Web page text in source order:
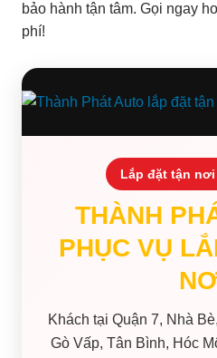
bảo hành tận tâm. Gọi ngay
phí!
Lắp đặt tận nơi
THÀNH
PHỤC VỤ
Khách tại Quận 7, Nhà
Gò Vấp, Tân Bình, Hóc